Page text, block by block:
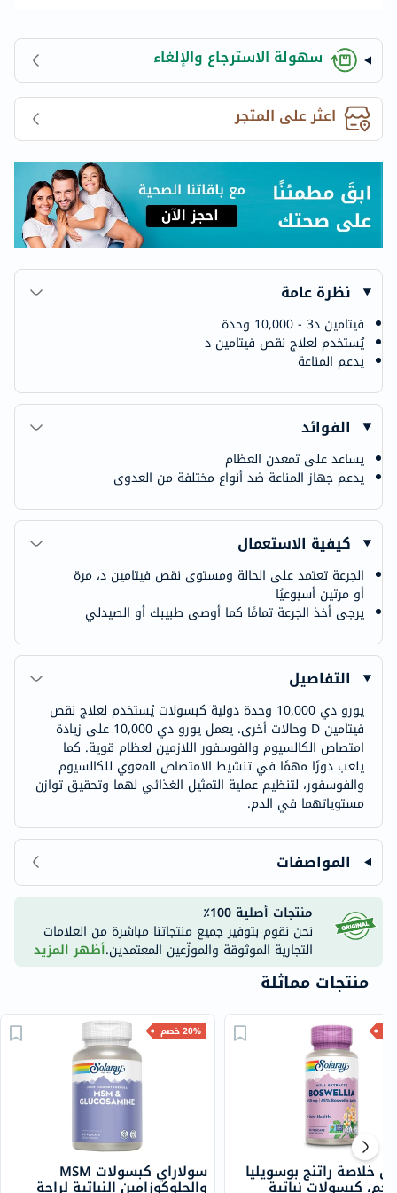
سهولة الاسترجاع والإلغاء
اعثر على المتجر
نظرة عامة
فيتامين د3 - 10,000 وحدة
يُستخدم لعلاج نقص فيتامين د
يدعم المناعة
الفوائد
يساعد على تمعدن العظام
يدعم جهاز المناعة ضد أنواع مختلفة من العدوى
كيفية الاستعمال
الجرعة تعتمد على الحالة ومستوى نقص فيتامين د، مرة
أو مرتين أسبوعيًا
يرجى أخذ الجرعة تمامًا كما أوصى طبيبك أو الصيدلي
التفاصيل
يورو دي 10,000 وحدة دولية كبسولات يُستخدم لعلاج نقص
فيتامين D وحالات أخرى. يعمل يورو دي 10,000 على زيادة
امتصاص الكالسيوم والفوسفور اللازمين لعظام قوية. كما
يلعب دورًا مهمًا في تنشيط الامتصاص المعوي للكالسيوم
والفوسفور، لتنظيم عملية التمثيل الغذائي لهما وتحقيق توازن
مستوياتهما في الدم.
المواصفات
منتجات أصلية 100٪
نحن نقوم بتوفير جميع منتجاتنا مباشرة من العلامات
التجارية الموثوقة والموزّعين المعتمدين.أظهر المزيد
منتجات مماثلة
20% خصم
سولاراي كبسولات MSM
والجلوكوزامين النباتية لراحة
خلاصة راتنج بوسويليا
ملجم، كبسولات نباتية